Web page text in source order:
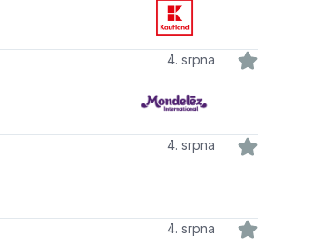
4. srpna
4. srpna
4. srpna